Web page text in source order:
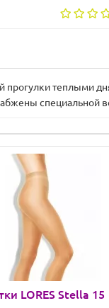
прогулки теплыми
специальной
LORES Stella 15